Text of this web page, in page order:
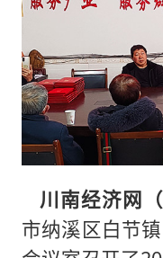
川南经济网（
市纳溪区白节